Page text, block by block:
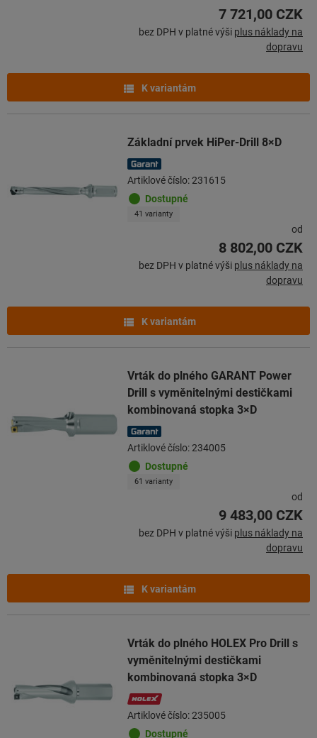
7 721,00 CZK
bez DPH v platné výši plus náklady na
dopravu
K variantám
Základní prvek HiPer-Drill 8×D
Artiklové číslo: 231615
Dostupné
41 varianty
od
8 802,00 CZK
bez DPH v platné výši plus náklady na
dopravu
K variantám
Vrták do plného GARANT Power
Drill s vyměnitelnými destičkami
kombinovaná stopka 3×D
Artiklové číslo: 234005
Dostupné
61 varianty
od
9 483,00 CZK
bez DPH v platné výši plus náklady na
dopravu
K variantám
Vrták do plného HOLEX Pro Drill s
vyměnitelnými destičkami
kombinovaná stopka 3×D
Artiklové číslo: 235005
Dostupné